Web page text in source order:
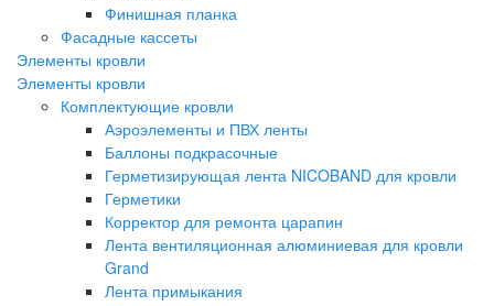
Финишная планка
Фасадные кассеты
Элементы кровли
Элементы кровли
Комплектующие кровли
Аэроэлементы и ПВХ ленты
Баллоны подкрасочные
Герметизирующая лента NICOBAND для кровли
Герметики
Корректор для ремонта царапин
Лента вентиляционная алюминиевая для кровли
Grand
Лента примыкания